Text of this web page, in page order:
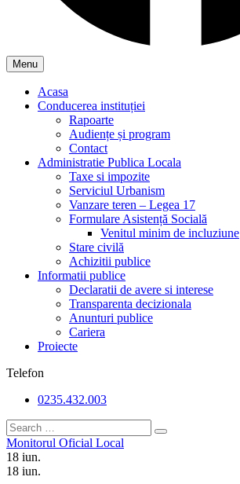
Menu
Acasa
Conducerea instituției
Rapoarte
Audiențe și program
Contact
Administratie Publica Locala
Taxe si impozite
Serviciul Urbanism
Vanzare teren – Legea 17
Formulare Asistență Socială
Venitul minim de incluziune
Stare civilă
Achizitii publice
Informatii publice
Declaratii de avere si interese
Transparenta decizionala
Anunturi publice
Cariera
Proiecte
Telefon
0235.432.003
Monitorul Oficial Local
18 iun.
18 iun.